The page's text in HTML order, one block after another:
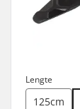
Lengte
125cm